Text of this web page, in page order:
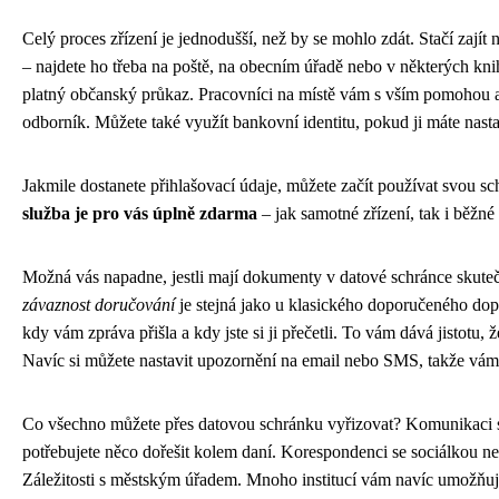
Celý proces zřízení je jednodušší, než by se mohlo zdát. Stačí
– najdete ho třeba na poště, na obecním úřadě nebo v některých
platný občanský průkaz. Pracovníci na místě vám s vším pomohou
odborník. Můžete také využít bankovní identitu, pokud ji máte
Jakmile dostanete přihlašovací údaje, můžete začít používat svou
služba je pro vás úplně zdarma – jak samotné zřízení, tak i
Možná vás napadne, jestli mají dokumenty v datové schránce
závaznost doručováníje stejná jako u klasického doporučeného
kdy vám zpráva přišla a kdy jste si ji přečetli. To vám dává jistotu,
Navíc si můžete nastavit upozornění na email nebo SMS, takže
Co všechno můžete přes datovou schránku vyřizovat?
potřebujete něco dořešit kolem daní. Korespondenci se sociálkou
Záležitosti s městským úřadem. Mnoho institucí vám navíc